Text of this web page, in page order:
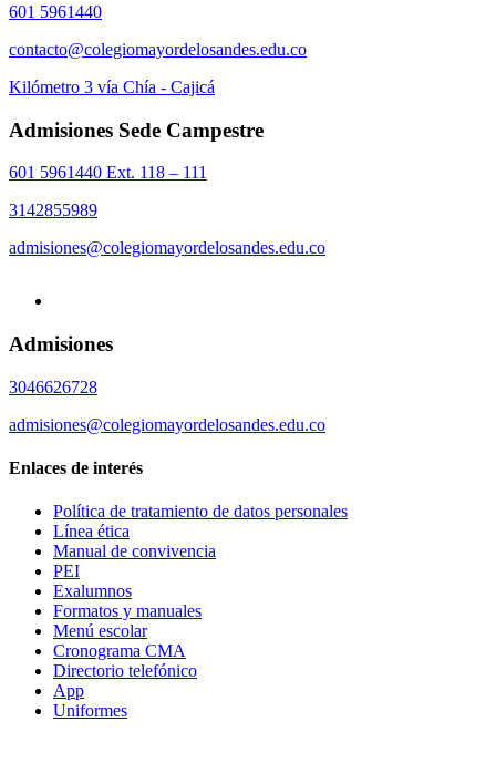
601 5961440
contacto@colegiomayordelosandes.edu.co
Kilómetro 3 vía Chía - Cajicá
Admisiones Sede Campestre
601 5961440 Ext. 118 – 111
3142855989
admisiones@colegiomayordelosandes.edu.co
Admisiones
3046626728
admisiones@colegiomayordelosandes.edu.co
Enlaces de interés
Política de tratamiento de datos personales
Línea ética
Manual de convivencia
PEI
Exalumnos
Formatos y manuales
Menú escolar
Cronograma CMA
Directorio telefónico
App
Uniformes